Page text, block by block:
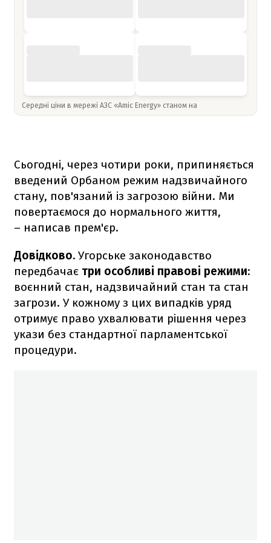
Середні ціни в мережі АЗС «Amic Energy» станом на
Сьогодні, через чотири роки, припиняється
введений Орбаном режим надзвичайного
стану, пов'язаний із загрозою війни. Ми
повертаємося до нормального життя,
– написав прем'єр.
Довідково. Угорське законодавство
передбачає три особливі правові режими:
воєнний стан, надзвичайний стан та стан
загрози. У кожному з цих випадків уряд
отримує право ухвалювати рішення через
укази без стандартної парламентської
процедури.